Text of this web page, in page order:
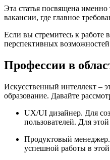
Эта статья посвящена
вакансии, где главное
Если вы стремитесь к работе
перспективных
Профессии в
Искусственный интеллект –
образование. Давайте
UX/UI дизайнер. Для
пользователей. Для
Продуктовый менеджер.
успешной работы в